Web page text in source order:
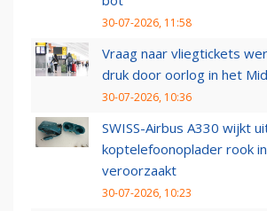
30-07-2026, 11:58
Vraag naar vliegtickets
druk door oorlog in het
30-07-2026, 10:36
SWISS-Airbus A330 wijkt
koptelefoonoplader rook
veroorzaakt
30-07-2026, 10:23